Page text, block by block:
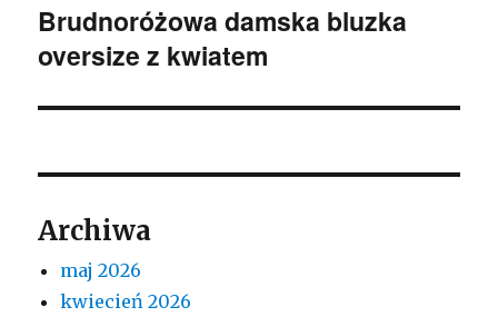
Następny
wpis:
Brudnoróżowa damska bluzka
oversize z kwiatem
Archiwa
maj 2026
kwiecień 2026